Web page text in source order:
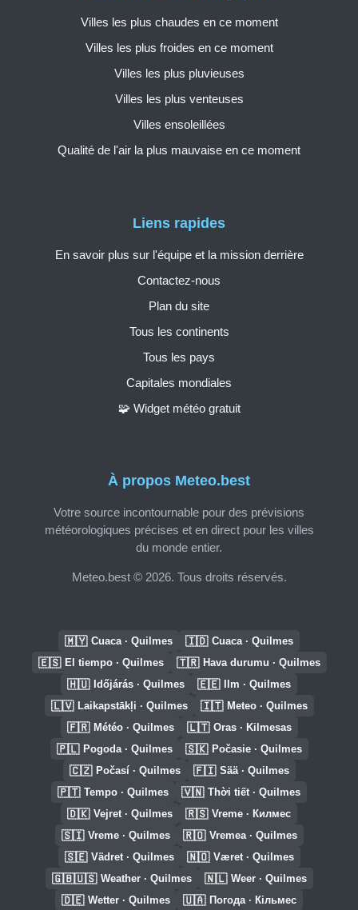
À propos Meteo.best
Votre source incontournable pour des prévisions
météorologiques précises et en direct pour les villes
du monde entier.
Meteo.best © 2026. Tous droits réservés.
Liens rapides
En savoir plus sur l'équipe et la mission derrière
Contactez-nous
Plan du site
Tous les continents
Tous les pays
Capitales mondiales
🧩 Widget météo gratuit
Villes les plus chaudes en ce moment
Villes les plus froides en ce moment
Villes les plus pluvieuses
Villes les plus venteuses
Villes ensoleillées
Qualité de l'air la plus mauvaise en ce moment
🇲🇾 Cuaca · Quilmes 🇮🇩 Cuaca · Quilmes
🇪🇸 El tiempo · Quilmes 🇹🇷 Hava durumu · Quilmes
🇭🇺 Időjárás · Quilmes 🇪🇪 Ilm · Quilmes
🇱🇻 Laikapstākļi · Quilmes 🇮🇹 Meteo · Quilmes
🇫🇷 Météo · Quilmes 🇱🇹 Oras · Kilmesas
🇵🇱 Pogoda · Quilmes 🇸🇰 Počasie · Quilmes
🇨🇿 Počasí · Quilmes 🇫🇮 Sää · Quilmes
🇵🇹 Tempo · Quilmes 🇻🇳 Thời tiết · Quilmes
🇩🇰 Vejret · Quilmes 🇷🇸 Vreme · Килмес
🇸🇮 Vreme · Quilmes 🇷🇴 Vremea · Quilmes
🇸🇪 Vädret · Quilmes 🇳🇴 Været · Quilmes
🇬🇧🇺🇸 Weather · Quilmes 🇳🇱 Weer · Quilmes
🇩🇪 Wetter · Quilmes 🇺🇦 Погода · Кільмес